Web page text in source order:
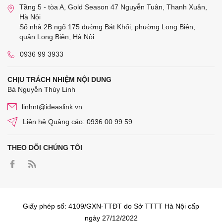
Tầng 5 - tòa A, Gold Season 47 Nguyễn Tuân, Thanh Xuân,
Hà Nội
Số nhà 2B ngõ 175 đường Bát Khối, phường Long Biên,
quận Long Biên, Hà Nội
0936 99 3933
CHỊU TRÁCH NHIỆM NỘI DUNG
Bà Nguyễn Thùy Linh
linhnt@ideaslink.vn
Liên hệ Quảng cáo: 0936 00 99 59
THEO DÕI CHÚNG TÔI
Giấy phép số: 4109/GXN-TTĐT do Sở TTTT Hà Nội cấp
ngày 27/12/2022